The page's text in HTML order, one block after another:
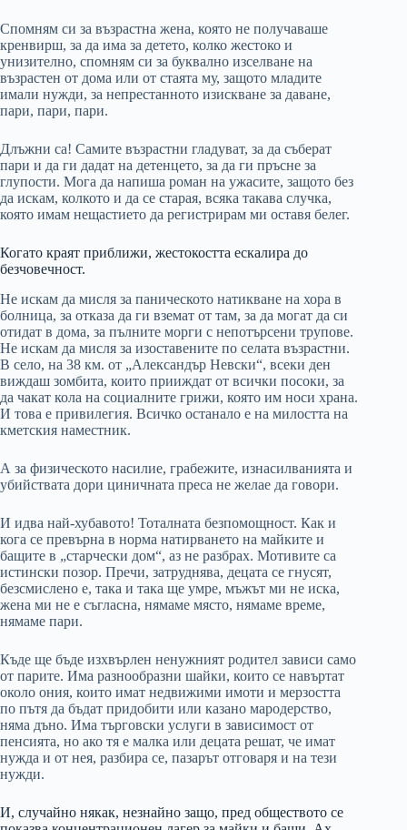
Спомням си за възрастна жена, която не получаваше
кренвирш, за да има за детето, колко жестоко и
унизително, спомням си за буквално изселване на
възрастен от дома или от стаята му, защото младите
имали нужди, за непрестанното изискване за даване,
пари, пари, пари.
Длъжни са! Самите възрастни гладуват, за да съберат
пари и да ги дадат на детенцето, за да ги пръсне за
глупости. Мога да напиша роман на ужасите, защото без
да искам, колкото и да се старая, всяка такава случка,
която имам нещастието да регистрирам ми оставя белег.
Когато краят приближи, жестокостта ескалира до
безчовечност.
Не искам да мисля за паническото натикване на хора в
болница, за отказа да ги вземат от там, за да могат да си
отидат в дома, за пълните морги с непотърсени трупове.
Не искам да мисля за изоставените по селата възрастни.
В село, на 38 км. от „Александър Невски“, всеки ден
виждаш зомбита, които прииждат от всички посоки, за
да чакат кола на социалните грижи, която им носи храна.
И това е привилегия. Всичко останало е на милостта на
кметския наместник.
А за физическото насилие, грабежите, изнасилванията и
убийствата дори циничната преса не желае да говори.
И идва най-хубавото! Тоталната безпомощност. Как и
кога се превърна в норма натирването на майките и
бащите в „старчески дом“, аз не разбрах. Мотивите са
истински позор. Пречи, затруднява, децата се гнусят,
безсмислено е, така и така ще умре, мъжът ми не иска,
жена ми не е съгласна, нямаме място, нямаме време,
нямаме пари.
Къде ще бъде изхвърлен ненужният родител зависи само
от парите. Има разнообразни шайки, които се навъртат
около ония, които имат недвижими имоти и мерзостта
по пътя да бъдат придобити или казано мародерство,
няма дъно. Има търговски услуги в зависимост от
пенсията, но ако тя е малка или децата решат, че имат
нужда и от нея, разбира се, пазарът отговаря и на тези
нужди.
И, случайно някак, незнайно защо, пред обществото се